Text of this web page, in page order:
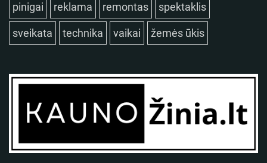
pinigai reklama remontas spektaklis
sveikata technika vaikai žemės ūkis